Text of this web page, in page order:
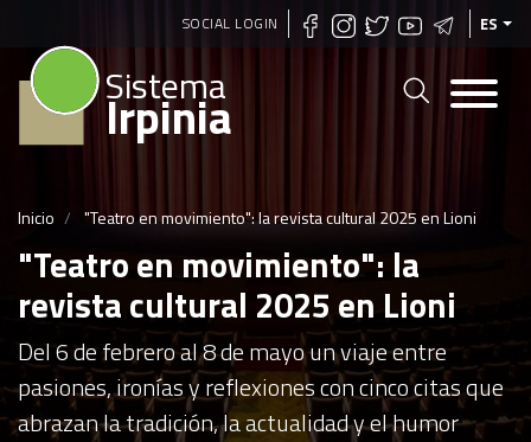
Pasar
SOCIAL LOGIN ES
Sistema
Irpinia
Inicio "Teatro en movimiento": la revista cultural 2025 en Lioni
"Teatro en movimiento": la
revista cultural 2025 en Lioni
Del 6 de febrero al 8 de mayo un viaje entre
pasiones, ironías y reflexiones con cinco citas que
abrazan la tradición, la actualidad y el humor